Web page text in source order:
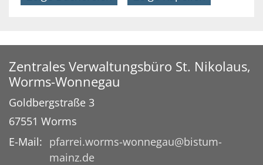
Zentrales Verwaltungsbüro St. Nikolaus,
Worms-Wonnegau
Goldbergstraße 3
67551 Worms
E-Mail: pfarrei.worms-wonnegau@bistum-
mainz.de